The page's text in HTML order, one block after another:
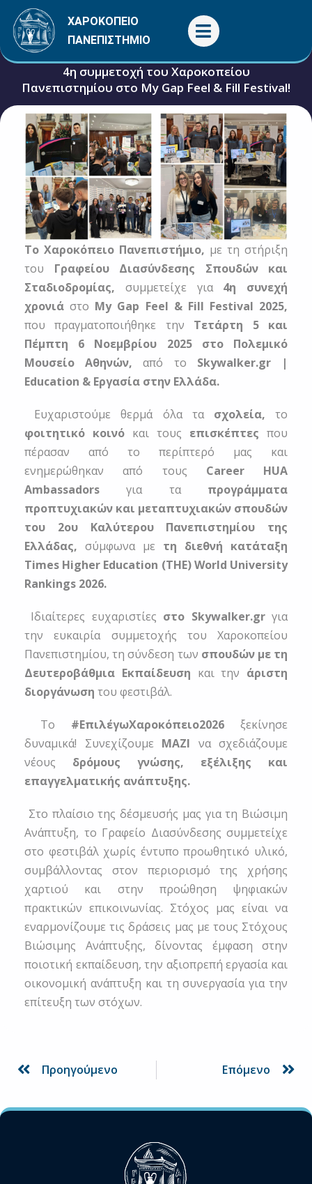
Μετάβαση
στο
περιεχόμενο
ΧΑΡΟΚΟΠΕΙΟ
ΠΑΝΕΠΙΣΤΗΜΙΟ
4η συμμετοχή του Χαροκοπείου
Πανεπιστημίου στο My Gap Feel & Fill Festival!
7 Νοεμβρίου, 2025 Γενικές
Το Χαροκόπειο Πανεπιστήμιο, με τη στήριξη
του Γραφείου Διασύνδεσης Σπουδών και
Σταδιοδρομίας, συμμετείχε για 4η συνεχή
χρονιά στο My Gap Feel & Fill Festival 2025,
που πραγματοποιήθηκε την Τετάρτη 5 και
Πέμπτη 6 Νοεμβρίου 2025 στο Πολεμικό
Μουσείο Αθηνών, από το Skywalker.gr |
Education & Εργασία στην Ελλάδα.
Ευχαριστούμε θερμά όλα τα σχολεία, το
φοιτητικό κοινό και τους επισκέπτες που
πέρασαν από το περίπτερό μας και
ενημερώθηκαν από τους Career HUA
Ambassadors για τα προγράμματα
προπτυχιακών και μεταπτυχιακών σπουδών
του 2ου Καλύτερου Πανεπιστημίου της
Ελλάδας, σύμφωνα με τη διεθνή κατάταξη
Times Higher Education (THE) World University
Rankings 2026.
Ιδιαίτερες ευχαριστίες στο Skywalker.grγια
την ευκαιρία συμμετοχής του Χαροκοπείου
Πανεπιστημίου, τη σύνδεση των σπουδών με τη
Δευτεροβάθμια Εκπαίδευση και την άριστη
διοργάνωση του φεστιβάλ.
Το #ΕπιλέγωΧαροκόπειο2026 ξεκίνησε
δυναμικά! Συνεχίζουμε ΜΑΖΙ να σχεδιάζουμε
νέους δρόμους
γνώσης, εξέλιξης και
επαγγελματικής ανάπτυξης.
Στο πλαίσιο της δέσμευσής μας για τη Βιώσιμη
Ανάπτυξη, το Γραφείο Διασύνδεσης συμμετείχε
στο φεστιβάλ χωρίς έντυπο προωθητικό υλικό,
συμβάλλοντας στον περιορισμό της χρήσης
χαρτιού και στην προώθηση ψηφιακών
πρακτικών επικοινωνίας. Στόχος μας είναι να
εναρμονίζουμε τις δράσεις μας με τους Στόχους
Βιώσιμης Ανάπτυξης, δίνοντας έμφαση στην
ποιοτική εκπαίδευση, την αξιοπρεπή εργασία και
οικονομική ανάπτυξη και τη συνεργασία για την
επίτευξη των στόχων.
Προηγούμενο Επόμενο